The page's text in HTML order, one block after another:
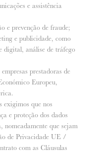
e assistência
e prevenção de fraude;
e publicidade, como
digital, análise de tráfego
prestadoras de
Europeu,
exigimos que nos
e proteção dos dados
nomeadamente que sejam
de Privacidade UE /
com as Cláusulas